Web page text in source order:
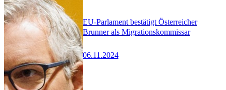
EU-Parlament bestätigt Österreicher
Brunner als Migrationskommissar
06.11.2024